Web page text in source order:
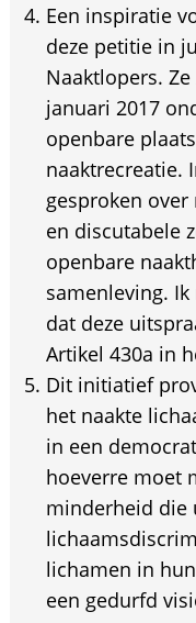
Een inspiratie
deze petitie in
Naaktlopers.
januari 2017
openbare
naaktrecreatie.
gesproken
en discutabele
openbare
samenleving.
dat deze
Artikel 430a in
Dit initiatief
het naakte
in een
hoeverre moet
minderheid die
lichamen in
een gedurfd